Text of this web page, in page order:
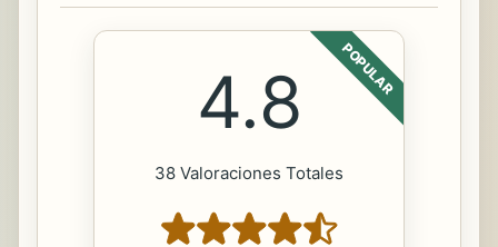
POPULAR
4.8
38 Valoraciones Totales